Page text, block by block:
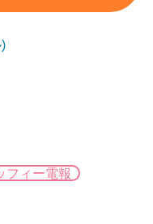
フィー電報